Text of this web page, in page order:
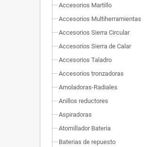
Accesorios Martillo
Accesorios Multiherramientas
Accesorios Sierra Circular
Accesorios Sierra de Calar
Accesorios Taladro
Accesorios tronzadoras
Amoladoras-Radiales
Anillos reductores
Aspiradoras
Atornillador Bateria
Baterias de repuesto